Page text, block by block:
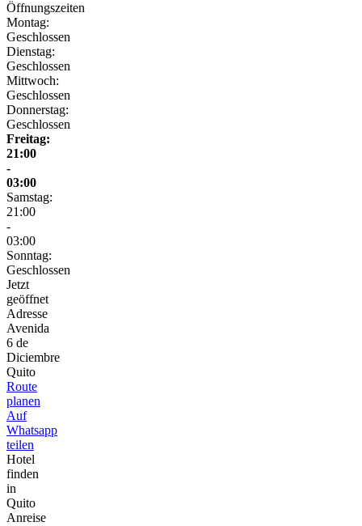
Öffnungszeiten
Montag:
Geschlossen
Dienstag:
Geschlossen
Mittwoch:
Geschlossen
Donnerstag:
Geschlossen
Freitag:
21:00
-
03:00
Samstag:
21:00
-
03:00
Sonntag:
Geschlossen
Jetzt
geöffnet
Adresse
Avenida
6 de
Diciembre
Quito
Route
planen
Auf
Whatsapp
teilen
Hotel
finden
in
Quito
Anreise